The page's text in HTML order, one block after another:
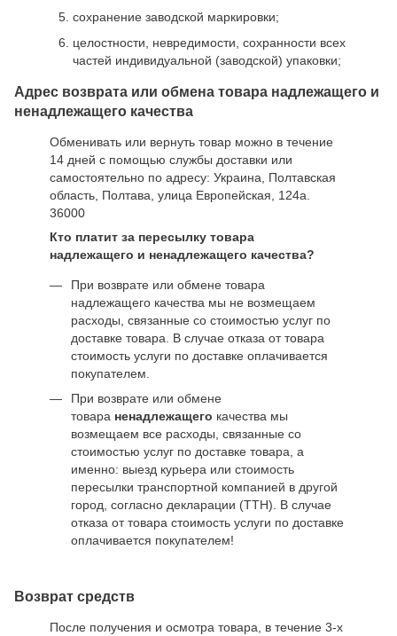
сохранение заводской маркировки;
целостности, невредимости, сохранности всех
частей индивидуальной (заводской) упаковки;
Адрес возврата или обмена товара надлежащего и
ненадлежащего качества
Обменивать или вернуть товар можно в течение
14 дней с помощью службы доставки или
самостоятельно по адресу: Украина, Полтавская
область, Полтава, улица Европейская, 124а.
36000
Кто платит за пересылку товара
надлежащего и ненадлежащего качества?
При возврате или обмене товара
надлежащего качества мы не возмещаем
расходы, связанные со стоимостью услуг по
доставке товара. В случае отказа от товара
стоимость услуги по доставке оплачивается
покупателем.
При возврате или обмене
товара ненадлежащего качества мы
возмещаем все расходы, связанные со
стоимостью услуг по доставке товара, а
именно: выезд курьера или стоимость
пересылки транспортной компанией в другой
город, согласно декларации (ТТН). В случае
отказа от товара стоимость услуги по доставке
оплачивается покупателем!
Возврат средств
После получения и осмотра товара, в течение 3-х